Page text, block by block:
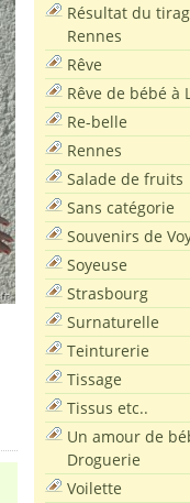
Résultat du
Rennes
Rêve
Rêve de bébé à
Re-belle
Rennes
Salade de fruits
Sans catégorie
Souvenirs de
Soyeuse
Strasbourg
Surnaturelle
Teinturerie
Tissage
Tissus etc..
Un amour de
Droguerie
Voilette